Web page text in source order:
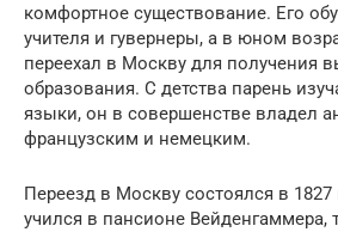
комфортное существование. Его
учителя и гувернеры, а в юном
переехал в Москву для получения
образования. С детства парень
языки, он в совершенстве владел
французским и немецким.
Переезд в Москву состоялся в 1827
учился в пансионе Вейденгаммера,